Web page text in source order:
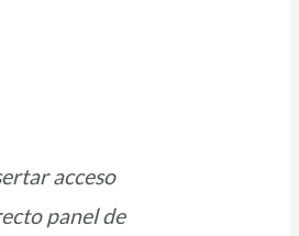
acceso
panel de